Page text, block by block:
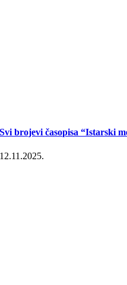
Svi brojevi časopisa “Istarski
12.11.2025.